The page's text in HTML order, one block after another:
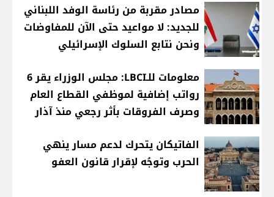
مصادر مقربة من رئاسة الوفد اللبناني
للجديد: لا مواعيد حتى الآن للمفاوضات
ونحن نتابع السلوك الإسرائيلي
معلومات للـLBCI: مجلس الوزراء يقر 6
رواتب إضافية لموظفي القطاع العام
وصرف الفروقات بأثر رجعي منذ آذار
الفاتيكان يتحرك لدعم مسار ينهي
الحرب وتوجُه لإقرار قانون العفو